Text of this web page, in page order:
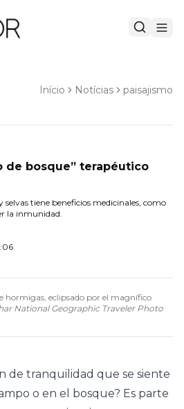
Início Notícias paisajismo
de bosque” terapéutico
selvas tiene beneficios medicinales, como
la inmunidad.
hormigas, eclipsado por el magnífico
National Geographic Traveler Photo
de tranquilidad que se siente
o en el bosque? Es parte